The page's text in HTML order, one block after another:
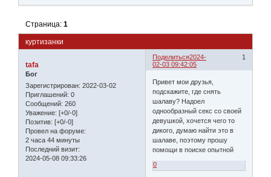
куртизанки
Страница:1
Поделиться 1
2024-
02-03 09:42:05
tafa
Бог
Зарегистрирован: 2022-03-02
Приглашений: 0
Сообщений: 260
Уважение: [+0/-0]
Позитив: [+0/-0]
Провел на форуме:
2 часа 44 минуты
Последний визит:
2024-05-08 09:33:26
Привет мои друзья,
подскажите, где снять
шалаву? Надоел
однообразный секс со своей
девушкой, хочется чего то
дикого, думаю найти это в
шалаве, поэтому прошу
помощи в поиске опытной
0